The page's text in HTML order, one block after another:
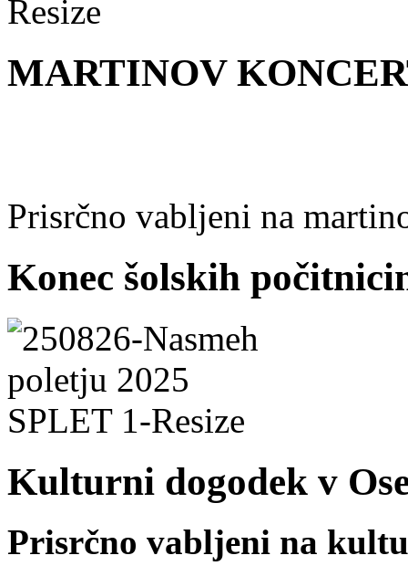
MARTINOV
Prisrčno vabljeni na
Konec šolskih
Kulturni dogodek v
Prisrčno vabljeni na